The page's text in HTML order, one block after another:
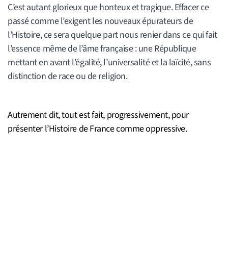
C’est autant glorieux que honteux et tragique. Effacer ce
passé comme l’exigent les nouveaux épurateurs de
l’Histoire, ce sera quelque part nous renier dans ce qui fait
l’essence même de l’âme française : une République
mettant en avant l’égalité, l’universalité et la laïcité, sans
distinction de race ou de religion.
Autrement dit, tout est fait, progressivement, pour
présenter l’Histoire de France comme oppressive.